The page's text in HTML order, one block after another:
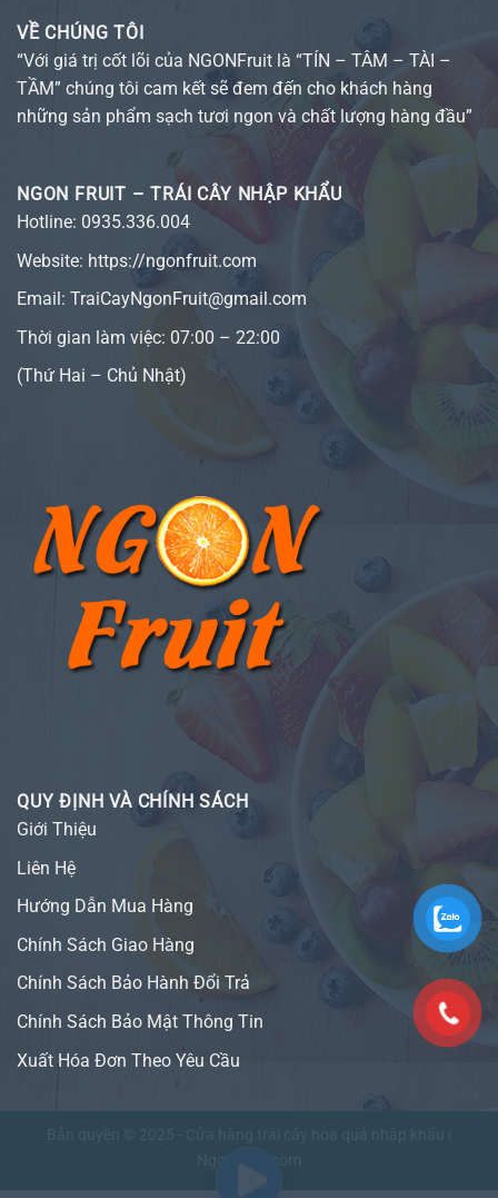
VỀ CHÚNG TÔI
“Với giá trị cốt lõi của NGONFruit là “TÍN – TÂM – TÀI –
TẦM” chúng tôi cam kết sẽ đem đến cho khách hàng
những sản phẩm sạch tươi ngon và chất lượng hàng đầu”
NGON FRUIT – TRÁI CÂY NHẬP KHẨU
Hotline: 0935.336.004
Website: https://ngonfruit.com
Email: TraiCayNgonFruit@gmail.com
Thời gian làm việc: 07:00 – 22:00
(Thứ Hai – Chủ Nhật)
QUY ĐỊNH VÀ CHÍNH SÁCH
Giới Thiệu
Liên Hệ
Hướng Dẫn Mua Hàng
Chính Sách Giao Hàng
Chính Sách Bảo Hành Đổi Trả
Chính Sách Bảo Mật Thông Tin
Xuất Hóa Đơn Theo Yêu Cầu
Bản quyền © 2025 - Cửa hàng trái cây hoa quả nhập khẩu |
NgonFruit.com